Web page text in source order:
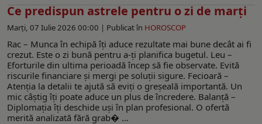
Ce predispun astrele pentru o zi de marţi
Marți, 07 Iulie 2026 00:00 | Publicat în HOROSCOP
Rac – Munca în echipă îți aduce rezultate mai bune decât ai fi
crezut. Este o zi bună pentru a-ți planifica bugetul. Leu –
Eforturile din ultima perioadă încep să fie observate. Evită
riscurile financiare și mergi pe soluții sigure. Fecioară –
Atenția la detalii te ajută să eviți o greșeală importantă. Un
mic câștig îți poate aduce un plus de încredere. Balanță –
Diplomația îți deschide uși în plan profesional. O ofertă
merită analizată fără grab� ...